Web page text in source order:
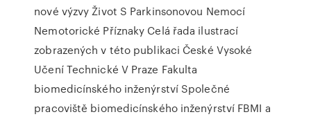
nové výzvy Život S Parkinsonovou Nemocí
Nemotorické Příznaky Celá řada ilustrací
zobrazených v této publikaci České Vysoké
Učení Technické V Praze Fakulta
biomedicínského inženýrství Společné
pracoviště biomedicínského inženýrství FBMI a